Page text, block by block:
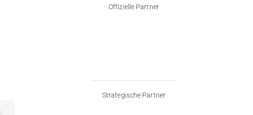
Offizielle Partner
Strategische Partner